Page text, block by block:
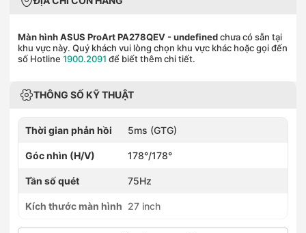
Màn hình ASUS ProArt PA278QEV - undefinedchưa có sẵn tại
khu vực này. Quý khách vui lòng chọn khu vực khác hoặc gọi đến
số Hotline 1900.2091 để biết thêm chi tiết.
THÔNG SỐ KỸ THUẬT
Thời gian phản hồi 5ms (GTG)
Góc nhìn (H/V) 178°/178°
Tần số quét 75Hz
Kích thước màn hình 27 inch